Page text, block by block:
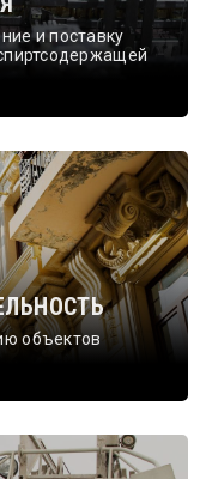
и поставку
объектов